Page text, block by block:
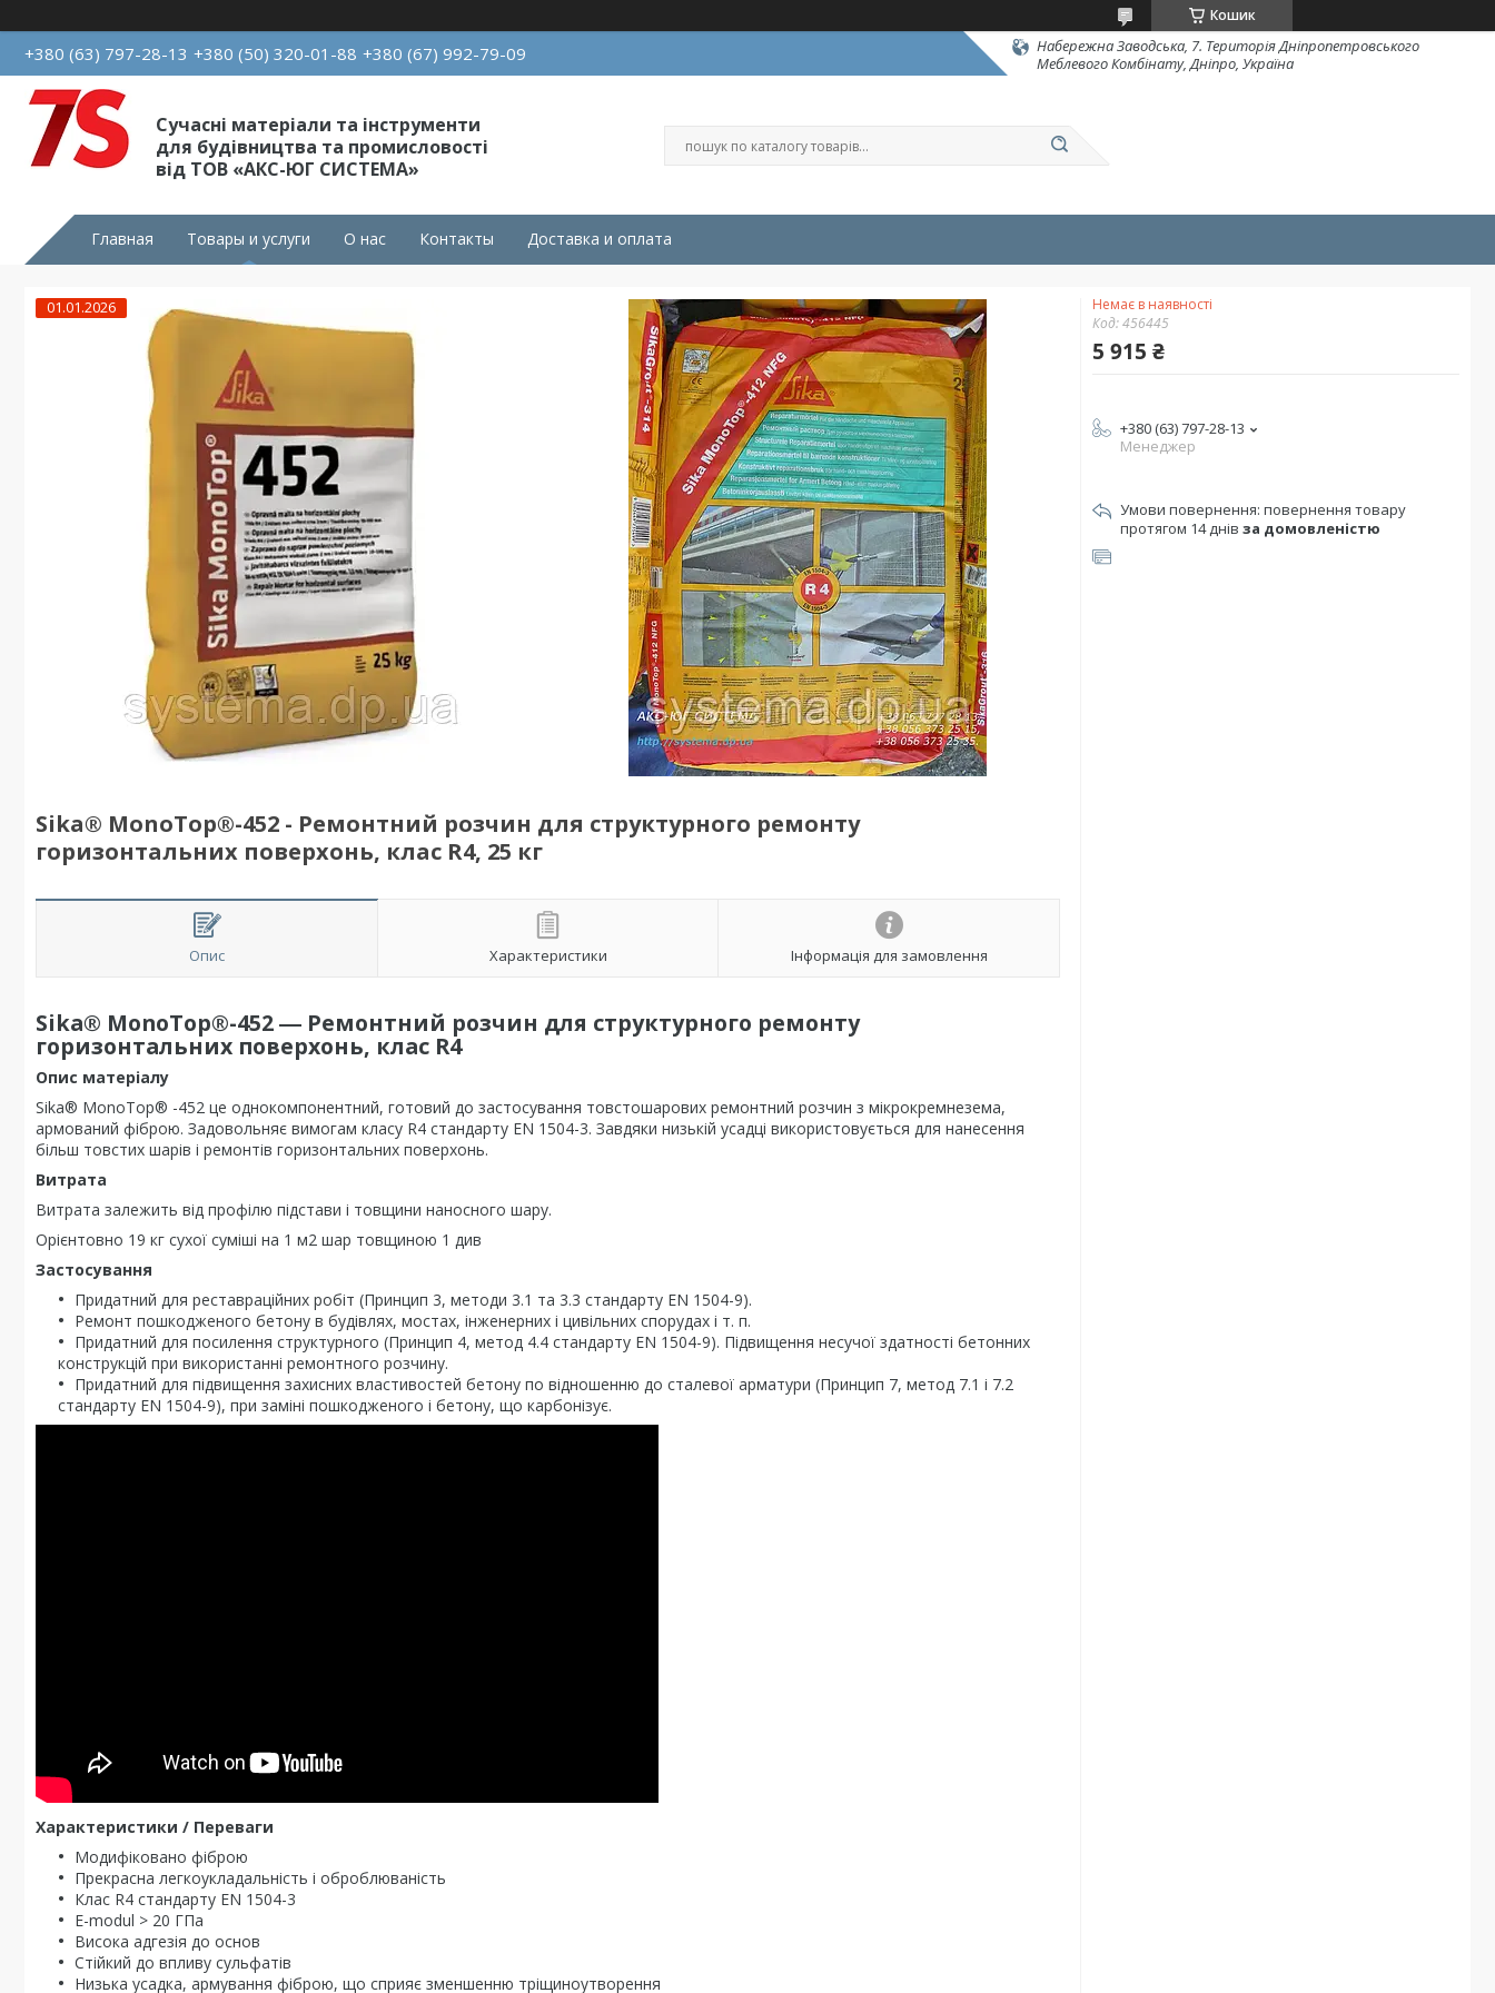
Кошик
+380 (63) 797-28-13 +380 (50) 320-01-88 +380 (67) 992-79-09
Набережна Заводська, 7. Територія Дніпропетровського
Меблевого Комбінату, Дніпро, Україна
Сучасні матеріали та інструменти
для будівництва та промисловості
від ТОВ «АКС-ЮГ СИСТЕМА»
Главная Товары и услуги О нас Контакты Доставка и оплата
01.01.2026
Sika® MonoTop®-452 - Ремонтний розчин для структурного ремонту
горизонтальних поверхонь, клас R4, 25 кг
Опис Характеристики Інформація для замовлення
Sika® MonoTop®-452 ― Ремонтний розчин для структурного ремонту
горизонтальних поверхонь, клас R4
Опис матеріалу
Sika® MonoTop® -452 це однокомпонентний, готовий до застосування товстошарових ремонтний розчин з мікрокремнезема,
армований фіброю. Задовольняє вимогам класу R4 стандарту EN 1504-3. Завдяки низькій усадці використовується для нанесення
більш товстих шарів і ремонтів горизонтальних поверхонь.
Витрата
Витрата залежить від профілю підстави і товщини наносного шару.
Орієнтовно 19 кг сухої суміші на 1 м2 шар товщиною 1 див
Застосування
Придатний для реставраційних робіт (Принцип 3, методи 3.1 та 3.3 стандарту EN 1504-9).
Ремонт пошкодженого бетону в будівлях, мостах, інженерних і цивільних спорудах і т. п.
Придатний для посилення структурного (Принцип 4, метод 4.4 стандарту EN 1504-9). Підвищення несучої здатності бетонних
конструкцій при використанні ремонтного розчину.
Придатний для підвищення захисних властивостей бетону по відношенню до сталевої арматури (Принцип 7, метод 7.1 і 7.2
стандарту EN 1504-9), при заміні пошкодженого і бетону, що карбонізує.
Характеристики / Переваги
Модифіковано фіброю
Прекрасна легкоукладальність і оброблюваність
Клас R4 стандарту EN 1504-3
E-modul > 20 ГПа
Висока адгезія до основ
Стійкий до впливу сульфатів
Низька усадка, армування фіброю, що сприяє зменшенню тріщиноутворення
Немає в наявності
Код:456445
5 915 ₴
+380 (63) 797-28-13
Менеджер
повернення товару
протягом 14 днів за домовленістю